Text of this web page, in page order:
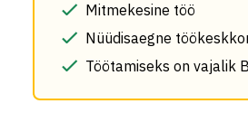
Mitmekesine töö
Nüüdisaegne
Töötamiseks on vajalik